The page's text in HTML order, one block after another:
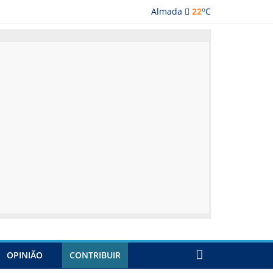
Almada 22oC
OPINIÃO CONTRIBUIR